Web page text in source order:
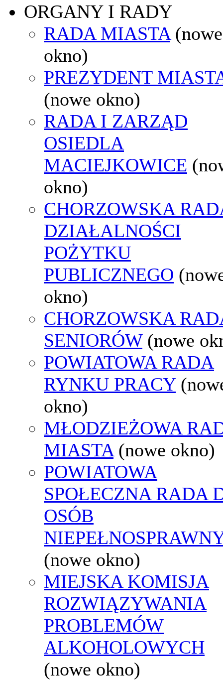
ORGANY I RADY
RADA MIASTA (nowe
okno)
PREZYDENT
(nowe okno)
RADA I ZARZĄD
OSIEDLA
MACIEJKOWICE
okno)
CHORZOWSKA
DZIAŁALNOŚCI
POŻYTKU
PUBLICZNEGO
okno)
CHORZOWSKA
SENIORÓW (nowe
POWIATOWA RADA
RYNKU PRACY
okno)
MŁODZIEŻOWA
MIASTA (nowe okno)
POWIATOWA
SPOŁECZNA RADA
OSÓB
(nowe okno)
MIEJSKA KOMISJA
ROZWIĄZYWANIA
PROBLEMÓW
ALKOHOLOWYCH
(nowe okno)